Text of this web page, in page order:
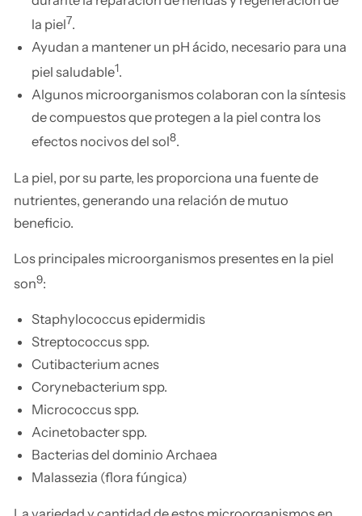
la piel7.
Ayudan a mantener un pH ácido, necesario para una
piel saludable1.
Algunos microorganismos colaboran con la síntesis
de compuestos que protegen a la piel contra los
efectos nocivos del sol8.
La piel, por su parte, les proporciona una fuente de
nutrientes, generando una relación de mutuo
beneficio.
Los principales microorganismos presentes en la piel
son9:
Staphylococcus epidermidis
Streptococcus spp.
Cutibacterium acnes
Corynebacterium spp.
Micrococcus spp.
Acinetobacter spp.
Bacterias del dominio Archaea
Malassezia (flora fúngica)